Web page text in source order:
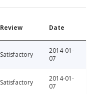
Review Date
Satisfactory
2014-01-
07
Satisfactory
2014-01-
07